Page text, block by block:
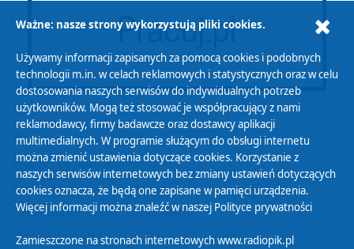
Polityka Prywatności
Zasady korzystania z Serwisu
Organizacje Pożytku Publicznego
Cyfryzacja DAB+
Ważne: nasze strony wykorzystują pliki cookies.
Używamy informacji zapisanych za pomocą cookies i podobnych
technologii m.in. w celach reklamowych i statystycznych oraz w celu
dostosowania naszych serwisów do indywidualnych potrzeb
użytkowników. Mogą też stosować je współpracujący z nami
reklamodawcy, firmy badawcze oraz dostawcy aplikacji
multimedialnych. W programie służącym do obsługi internetu
można zmienić ustawienia dotyczące cookies. Korzystanie z
naszych serwisów internetowych bez zmiany ustawień dotyczących
cookies oznacza, że będą one zapisane w pamięci urządzenia.
Więcej informacji można znaleźć w naszej Polityce prywatności
Zamieszczone na stronach internetowych www.radiopik.pl